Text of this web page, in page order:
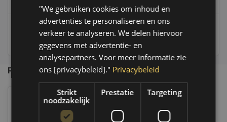
customers give us a 9,4 at
Recent bekeken
"We gebruiken cookies om inhoud en
advertenties te personaliseren en ons
verkeer te analyseren. We delen hiervoor
gegevens met advertentie- en
analysepartners. Voor meer informatie zie
ons [privacybeleid]." Privacybeleid
Strikt
noodzakelijk
Prestatie Targeting